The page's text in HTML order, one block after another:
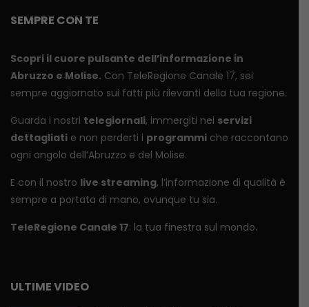
SEMPRE CON TE
Scopri il cuore pulsante dell’informazione in
Abruzzo e Molise. Con TeleRegione Canale 17, sei
sempre aggiornato sui fatti più rilevanti della tua regione.
Guarda i nostri telegiornali, immergiti nei servizi
dettagliati e non perderti i programmi che raccontano
ogni angolo dell’Abruzzo e del Molise.
E con il nostro live streaming, l’informazione di qualità è
sempre a portata di mano, ovunque tu sia.
TeleRegione Canale 17: la tua finestra sul mondo.
ULTIME VIDEO